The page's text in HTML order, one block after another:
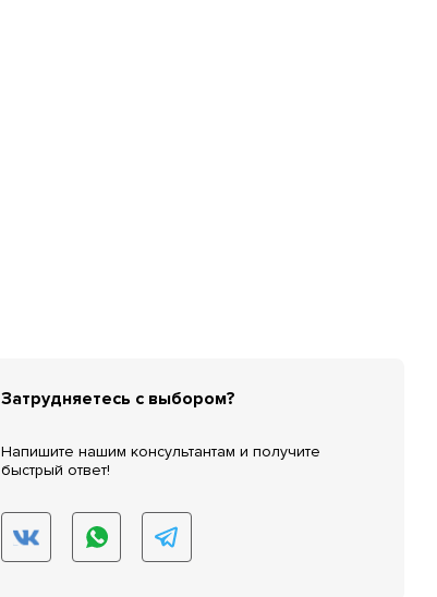
Затрудняетесь с выбором?
Напишите нашим консультантам и получите
быстрый ответ!